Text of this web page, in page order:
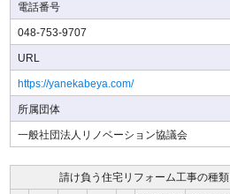
電話番号
048-753-9707
URL
https://yanekabeya.com/
所属団体
一般社団法人リノベーション協議会
請け負う住宅リフォーム工事の種類